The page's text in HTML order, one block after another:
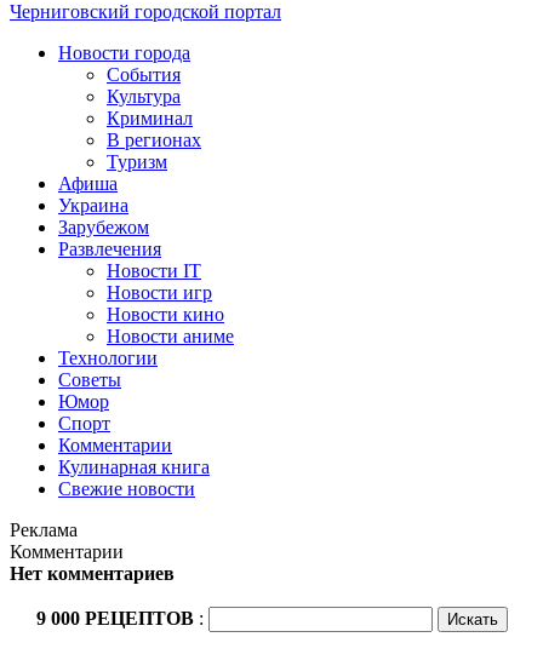
Черниговский городской портал
Новости города
События
Культура
Криминал
В регионах
Туризм
Афиша
Украина
Зарубежом
Развлечения
Новости IT
Новости игр
Новости кино
Новости аниме
Технологии
Советы
Юмор
Спорт
Комментарии
Кулинарная книга
Свежие новости
Реклама
Комментарии
Нет комментариев
9 000 РЕЦЕПТОВ :